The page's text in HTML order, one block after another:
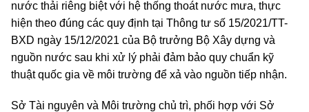
nước thải riêng biệt với hệ thống thoát nước mưa, thực
hiện theo đúng các quy định tại Thông tư số 15/2021/TT-
BXD ngày 15/12/2021 của Bộ trưởng Bộ Xây dựng và
nguồn nước sau khi xử lý phải đảm bảo quy chuẩn kỹ
thuật quốc gia về môi trường để xả vào nguồn tiếp nhận.
Sở Tài nguyên và Môi trường chủ trì, phối hợp với Sở